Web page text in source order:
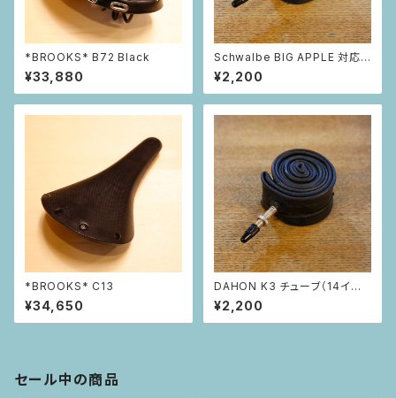
*BROOKS* B72 Black
¥33,880
Schwalbe BIG APPLE 対応チ
ューブ（14インチ）
¥2,200
*BROOKS* C13
¥34,650
DAHON K3 チューブ（14イン
チ）
¥2,200
セール中の商品